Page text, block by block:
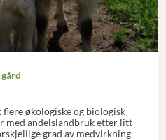
økologiske og biologisk
med andelslandbruk etter litt
grad av medvirkning